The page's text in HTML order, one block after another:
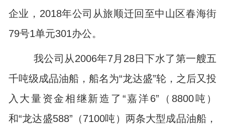
企业 ， 2018年公司从旅顺迁回至中山区春海街
79号1单元301办公。
我公司从2006年7月 28日下水了第一艘五
千吨级成品油船，船名为“龙达盛”轮，之后又投
入大量资金相继新造了 “嘉洋6” （ 8800吨）
和“龙达盛588” （7100吨）两条大型成品油船，